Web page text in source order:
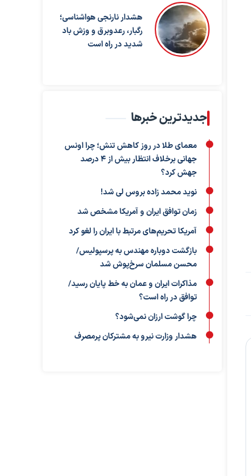
هشدار نارنجی هواشناسی؛
رگبار، رعدوبرق و وزش باد
شدید در راه است
جدیدترین خبرها
معمای طلا در روز کاهش تنش؛ چرا اونس
جهانی برخلاف انتظار بیش از ۴ درصد
جهش کرد؟
نوید محمد زاده بروس لی شد!
زمان توافق ایران و آمریکا مشخص شد
آمریکا تحریم‌های مرتبط با ایران را لغو کرد
بازگشت دوباره مهندس به پرسپولیس/
محسن مسلمان سرخ‌پوش شد
مذاکرات ایران و عمان به خط پایان رسید/
توافق در راه است؟
چرا گوشت ارزان نمی‌شود؟
هشدار وزارت نیرو به مشترکان پرمصرف